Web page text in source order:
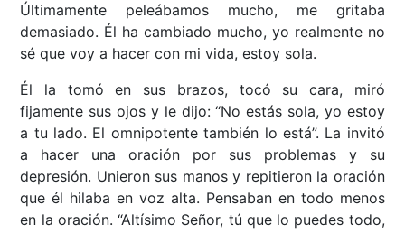
Últimamente peleábamos mucho, me gritaba
demasiado. Él ha cambiado mucho, yo realmente no
sé que voy a hacer con mi vida, estoy sola.
Él la tomó en sus brazos, tocó su cara, miró
fijamente sus ojos y le dijo: “No estás sola, yo estoy
a tu lado. El omnipotente también lo está”. La invitó
a hacer una oración por sus problemas y su
depresión. Unieron sus manos y repitieron la oración
que él hilaba en voz alta. Pensaban en todo menos
en la oración. “Altísimo Señor, tú que lo puedes todo,